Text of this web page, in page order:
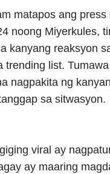
matapos ang press
noong Miyerkules,
kanyang reaksyon
trending list.
nagpakita ng
sa sitwasyon.
viral ay
ay maaring